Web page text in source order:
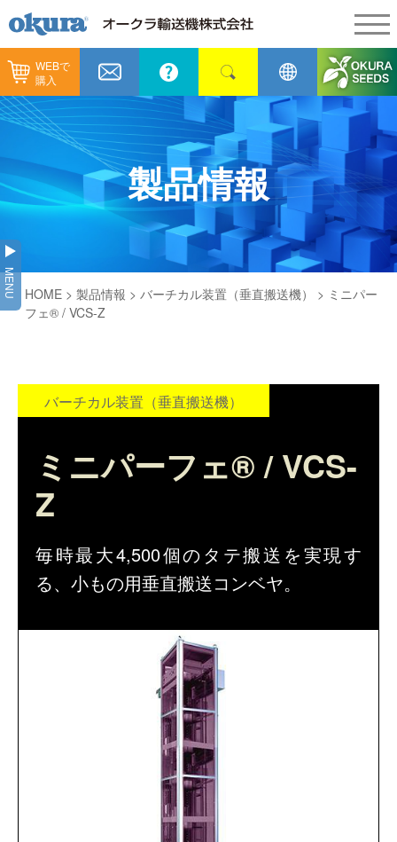
WEBで
購入
製品情報
製品情報
コンベヤ機器
コンベヤ機器を探す
コンベヤ機器の技術情報
GTPシステム
ピッキングシステム
保管システム
パレタイズ・デパレタイズシステム
バーチカル装置（垂直搬送機）
納入事例
納入事例
全業種
物流
通販
メンテナンス
カタログ／CAD
会社情報
企業理念
事業所一覧
オークラグループ
事業紹介
採用情報
オークラミュージアム
生産終了品
オークラ育英財団
プライバシーポリシー
製品情報
MENU HOME > 製品情報 > バーチカル装置（垂直搬送機）
> ミニパー
フェ® / VCS-Z
ピッキング
バーチカル装置（垂直搬送機）
ミニパーフェ® / VCS-
Z
毎時最大4,500個のタテ搬送を実現す
る、小もの用垂直搬送コンベヤ。